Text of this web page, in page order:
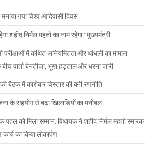
गया विश्व आदिवासी दिवस
शहीद निर्मल महतो का नाम रहेगा : मुख्यमंत्री
में कथित अनियमितता और धांधली का मामला:
वार्ता बेनतीजा, भूख हड़ताल और धरना जारी
बैठक में कारोबार विस्तार की बनी रणनीति
के सहयोग से बढ़ा खिलाड़ियों का मनोबल
पहल को मिला सम्मान: विधायक ने शहीद निर्मल महतो स्मारक
का किया लोकार्पण